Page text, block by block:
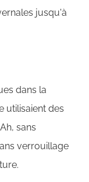
jusqu'à
dans la
utilisaient des
sans
verrouillage